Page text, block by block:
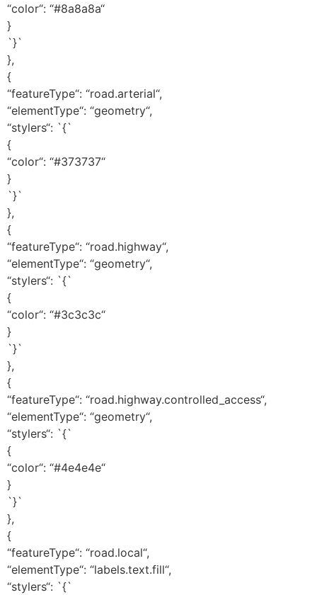
“color“: “#8a8a8a“
}
`}`
},
{
“featureType“: “road.arterial“,
“elementType“: “geometry“,
“stylers“: `{`
{
“color“: “#373737“
}
`}`
},
{
“featureType“: “road.highway“,
“elementType“: “geometry“,
“stylers“: `{`
{
“color“: “#3c3c3c“
}
`}`
},
{
“featureType“: “road.highway.controlled_access“,
“elementType“: “geometry“,
“stylers“: `{`
{
“color“: “#4e4e4e“
}
`}`
},
{
“featureType“: “road.local“,
“elementType“: “labels.text.fill“,
“stylers“: `{`